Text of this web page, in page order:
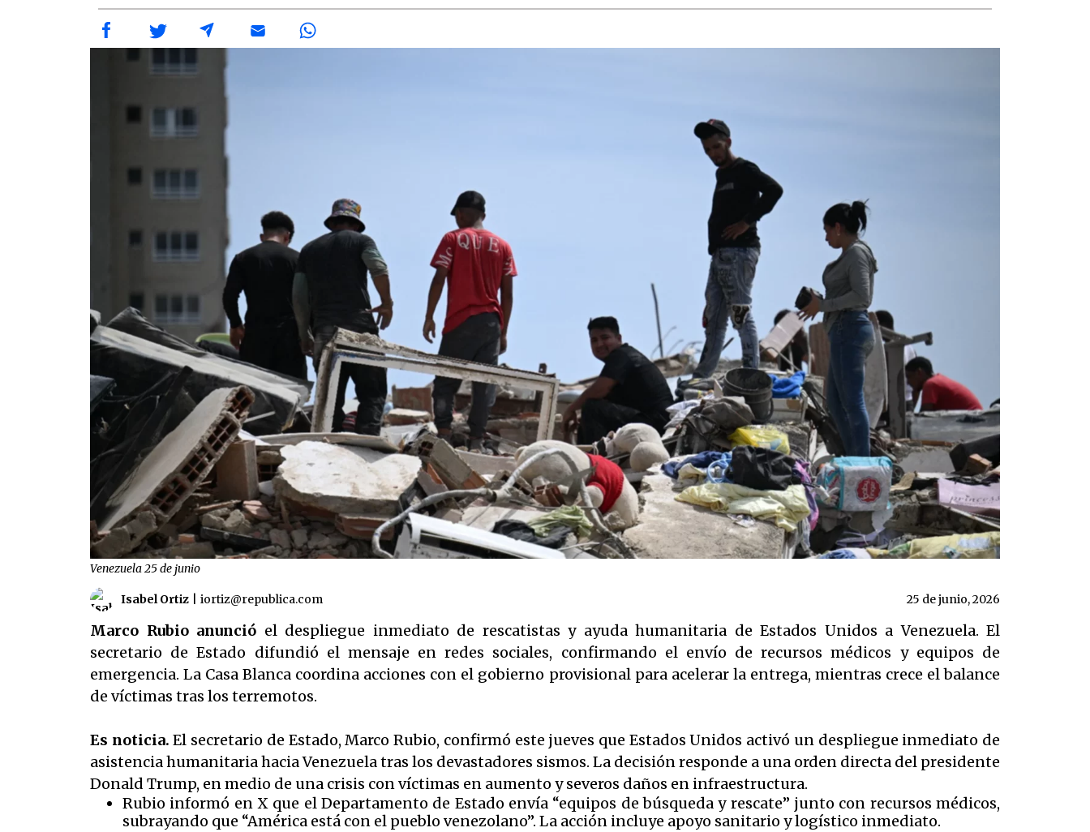
Venezuela 25 de junio
Isabel Ortiz iortiz@republica.com 25 de junio, 2026
Marco Rubio anunció el despliegue inmediato de rescatistas y ayuda humanitaria de Estados Unidos a Venezuela. El
secretario de Estado difundió el mensaje en redes sociales, confirmando el envío de recursos médicos y equipos de
emergencia. La Casa Blanca coordina acciones con el gobierno provisional para acelerar la entrega, mientras crece el balance
de víctimas tras los terremotos.
Es noticia. El secretario de Estado, Marco Rubio, confirmó este jueves que Estados Unidos activó un despliegue inmediato de
asistencia humanitaria hacia Venezuela tras los devastadores sismos. La decisión responde a una orden directa del presidente
Donald Trump, en medio de una crisis con víctimas en aumento y severos daños en infraestructura.
Rubio informó en X que el Departamento de Estado envía “equipos de búsqueda y rescate” junto con recursos médicos,
subrayando que “América está con el pueblo venezolano”. La acción incluye apoyo sanitario y logístico inmediato.